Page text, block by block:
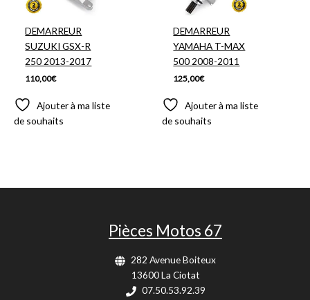
DEMARREUR
SUZUKI GSX-R
250 2013-2017
110,00€
Ajouter à ma liste
de souhaits
DEMARREUR
YAMAHA T-MAX
500 2008-2011
125,00€
Ajouter à ma liste
de souhaits
Pièces Motos 67
282 Avenue Boiteux
13600 La Ciotat
07.50.53.92.39